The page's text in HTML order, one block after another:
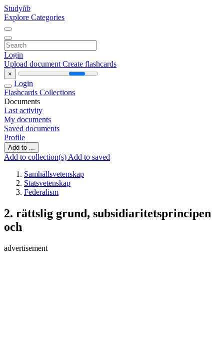
Studylib
Explore Categories
Login
Upload document Create flashcards
×
Login
Flashcards Collections
Documents
Last activity
My documents
Saved documents
Profile
Add to ...
Add to collection(s) Add to saved
Samhällsvetenskap
Statsvetenskap
Federalism
2. rättslig grund, subsidiaritetsprincipen
och
advertisement